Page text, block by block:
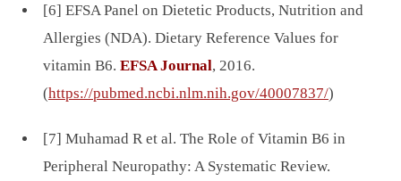
[6] EFSA Panel on Dietetic Products, Nutrition and
Allergies (NDA). Dietary Reference Values for
vitamin B6. EFSA Journal, 2016.
(https://pubmed.ncbi.nlm.nih.gov/40007837/)
[7] Muhamad R et al. The Role of Vitamin B6 in
Peripheral Neuropathy: A Systematic Review.